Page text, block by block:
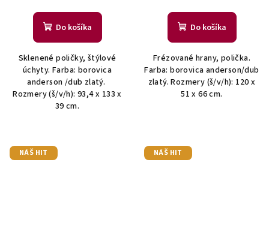
Do košíka
Sklenené poličky, štýlové
úchyty. Farba: borovica
anderson /dub zlatý.
Rozmery (š/v/h): 93,4 x 133 x
39 cm.
Do košíka
Frézované hrany, polička.
Farba: borovica anderson/dub
zlatý. Rozmery (š/v/h): 120 x
51 x 66 cm.
NÁŠ HIT NÁŠ HIT